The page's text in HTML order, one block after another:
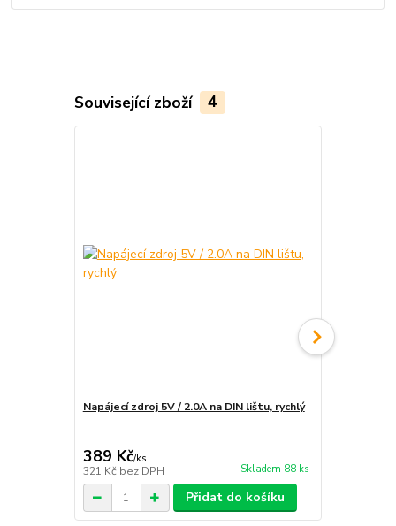
Související zboží 4
Napájecí zdroj 5V / 2.0A na DIN lištu, rychlý
389 Kč/ks
321 Kč bez DPH Skladem 88 ks
Přidat do košíku